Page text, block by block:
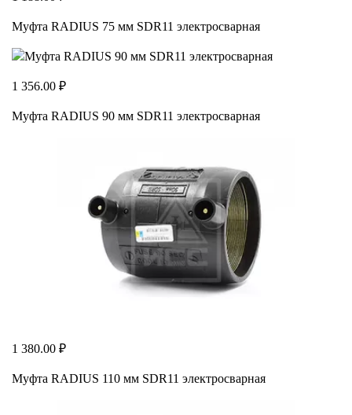
Муфта RADIUS 75 мм SDR11 электросварная
1 356.00 ₽
Муфта RADIUS 90 мм SDR11 электросварная
1 380.00 ₽
Муфта RADIUS 110 мм SDR11 электросварная